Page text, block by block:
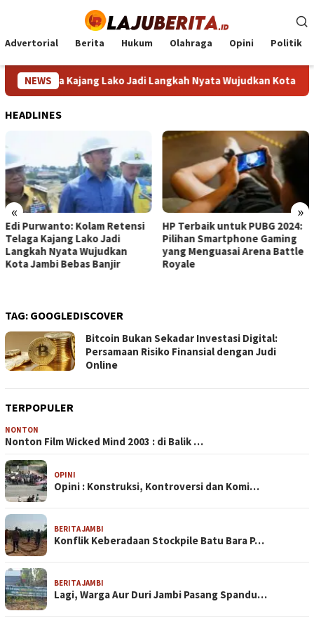
konten
Advertorial Berita Hukum Olahraga Opini Politik
NEWS
Telaga Kajang Lako Jadi Langkah Nyata Wujudkan Kota Jambi
HEADLINES
« »
HP Terbaik untuk PUBG 2024:
Pilihan Smartphone Gaming
yang Menguasai Arena Battle
Royale
HP Mirip iPhone dengan
Kamera Canggih: Pilihan
Terbaik untuk Foto
Profesional Tanpa Harga
TAG: GOOGLEDISCOVER
Bitcoin Bukan Sekadar Investasi Digital:
Persamaan Risiko Finansial dengan Judi
Online
TERPOPULER
NONTON
Nonton Film Wicked Mind 2003 : di Balik …
OPINI
Opini : Konstruksi, Kontroversi dan Komi…
BERITA JAMBI
Konflik Keberadaan Stockpile Batu Bara P…
BERITA JAMBI
Lagi, Warga Aur Duri Jambi Pasang Spandu…